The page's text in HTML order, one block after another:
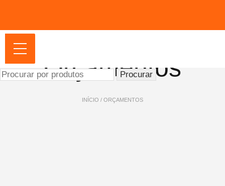
Procurar
Orçamentos
INÍCIO / ORÇAMENTOS